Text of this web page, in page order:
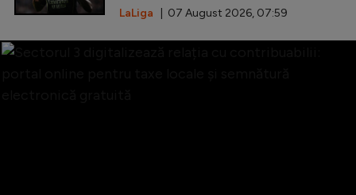
LaLiga | 07 August 2026, 07:59